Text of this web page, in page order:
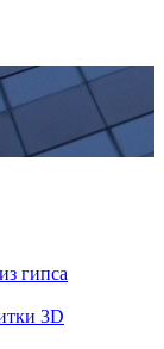
гипса
3D